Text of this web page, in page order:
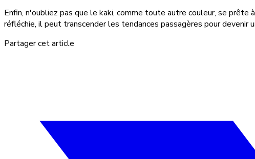
Enfin, n'oubliez pas que le kaki, comme toute autre couleur, se
réfléchie, il peut transcender les tendances passagères pour
Partager cet article